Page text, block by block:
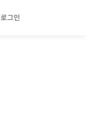
로그인